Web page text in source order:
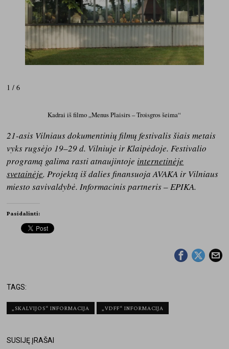
1 / 6
Kadrai iš filmo „Menus Plaisirs – Troisgros šeima“
21-asis Vilniaus dokumentinių filmų festivalis šiais metais
vyks rugsėjo 19–29 d. Vilniuje ir Klaipėdoje. Festivalio
programą galima rasti atnaujintoje internetinėje
svetainėje. Projektą iš dalies finansuoja AVAKA ir Vilniaus
miesto savivaldybė. Informacinis partneris – EPIKA.
Pasidalinti:
TAGS:
„SKALVIJOS“ INFORMACIJA „VDFF“ INFORMACIJA
SUSIJĘ ĮRAŠAI